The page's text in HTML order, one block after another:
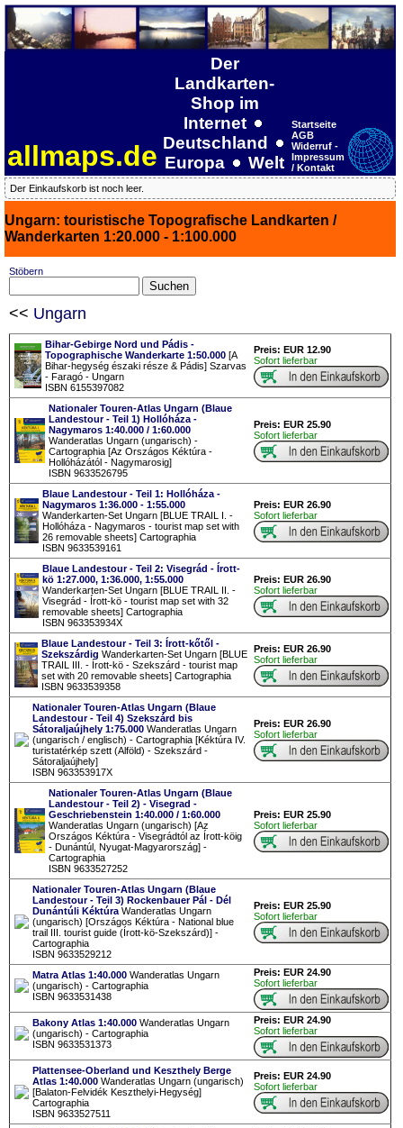
allmaps.de
Der
Landkarten-
Shop im
Internet
Deutschland
Europa
Welt
Startseite
AGB
Widerruf -
Impressum
/ Kontakt
Der Einkaufskorb ist noch leer.
Ungarn: touristische Topografische Landkarten /
Wanderkarten 1:20.000 - 1:100.000
Stöbern
<< Ungarn
Bihar-Gebirge Nord und Pádis -
Topographische Wanderkarte 1:50.000 [A
Bihar-hegység északi része & Pádis] Szarvas
- Faragó - Ungarn
ISBN 6155397082
Preis: EUR 12.90
Sofort lieferbar
Nationaler Touren-Atlas Ungarn (Blaue
Landestour - Teil 1) Hollóháza -
Nagymaros 1:40.000 / 1:60.000
Wanderatlas Ungarn (ungarisch) -
Cartographia [Az Országos Kéktúra -
Hollóházától - Nagymarosig]
ISBN 9633526795
Preis: EUR 25.90
Sofort lieferbar
Blaue Landestour - Teil 1: Hollóháza -
Nagymaros 1:36.000 - 1:55.000
Wanderkarten-Set Ungarn [BLUE TRAIL I. -
Hollóháza - Nagymaros - tourist map set with
26 removable sheets] Cartographia
ISBN 9633539161
Preis: EUR 26.90
Sofort lieferbar
Blaue Landestour - Teil 2: Visegrád - Írott-
kö 1:27.000, 1:36.000, 1:55.000
Wanderkarten-Set Ungarn [BLUE TRAIL II. -
Visegrád - Írott-kö - tourist map set with 32
removable sheets] Cartographia
ISBN 963353934X
Preis: EUR 26.90
Sofort lieferbar
Blaue Landestour - Teil 3: Írott-kőtől -
Szekszárdig Wanderkarten-Set Ungarn [BLUE
TRAIL III. - Írott-kö - Szekszárd - tourist map
set with 20 removable sheets] Cartographia
ISBN 9633539358
Preis: EUR 26.90
Sofort lieferbar
Nationaler Touren-Atlas Ungarn (Blaue
Landestour - Teil 4) Szekszárd bis
Sátoraljaújhely 1:75.000 Wanderatlas Ungarn
(ungarisch / englisch) - Cartographia [Kéktúra IV.
turistatérkép szett (Alföld) - Szekszárd -
Sátoraljaújhely]
ISBN 963353917X
Preis: EUR 26.90
Sofort lieferbar
Nationaler Touren-Atlas Ungarn (Blaue
Landestour - Teil 2) - Visegrad -
Geschriebenstein 1:40.000 / 1:60.000
Wanderatlas Ungarn (ungarisch) [Az
Országos Kéktúra - Visegrádtól az Írott-köig
- Dunántúl, Nyugat-Magyarország] -
Cartographia
ISBN 9633527252
Preis: EUR 25.90
Sofort lieferbar
Nationaler Touren-Atlas Ungarn (Blaue
Landestour - Teil 3) Rockenbauer Pál - Dél
Dunántúli Kéktúra Wanderatlas Ungarn
(ungarisch) [Országos Kéktúra - National blue
trail III. tourist guide (Írott-kö-Szekszárd)] -
Cartographia
ISBN 9633529212
Preis: EUR 25.90
Sofort lieferbar
Matra Atlas 1:40.000 Wanderatlas Ungarn
(ungarisch) - Cartographia
ISBN 9633531438
Preis: EUR 24.90
Sofort lieferbar
Bakony Atlas 1:40.000 Wanderatlas Ungarn
(ungarisch) - Cartographia
ISBN 9633531373
Preis: EUR 24.90
Sofort lieferbar
Plattensee-Oberland und Keszthely Berge
Atlas 1:40.000 Wanderatlas Ungarn (ungarisch)
[Balaton-Felvidék Keszthelyi-Hegység]
Cartographia
ISBN 9633527511
Preis: EUR 24.90
Sofort lieferbar